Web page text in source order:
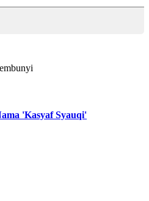
'Kasyaf Syauqi'